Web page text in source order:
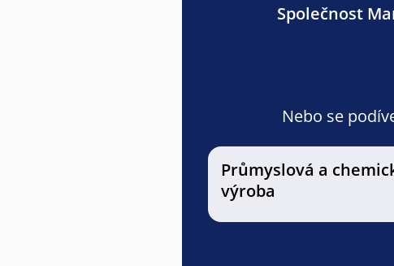
Společnost
Nebo se
Průmyslová a
výroba